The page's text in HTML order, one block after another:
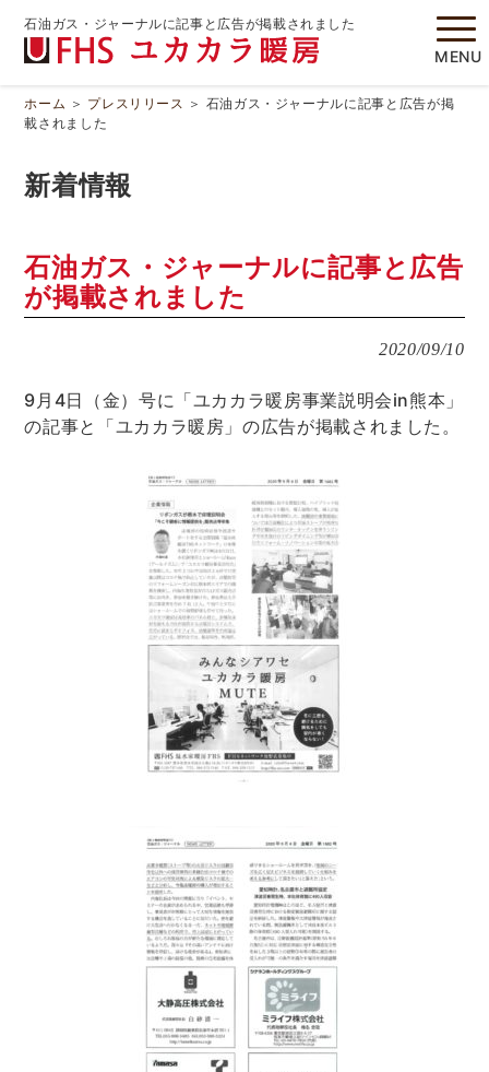
石油ガス・ジャーナルに記事と広告が掲載されました
MENU
ホーム ＞ プレスリリース ＞ 石油ガス・ジャーナルに記事と広告が掲
載されました
新着情報
石油ガス・ジャーナルに記事と広告
が掲載されました
2020/09/10
9月4日（金）号に「ユカカラ暖房事業説明会in熊本」
の記事と「ユカカラ暖房」の広告が掲載されました。